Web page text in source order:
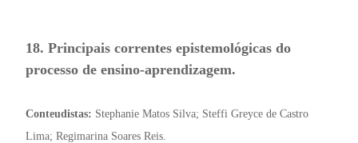
18. Principais correntes epistemológicas do
processo de ensino-aprendizagem.
Conteudistas: Stephanie Matos Silva; Steffi Greyce de Castro
Lima; Regimarina Soares Reis.